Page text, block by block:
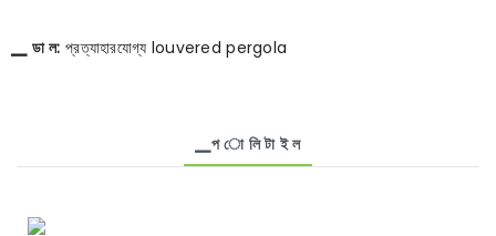
▁ ডা ল: প্রত্যাহারযোগ্য louvered pergola
▁প ো লি টা ই ল